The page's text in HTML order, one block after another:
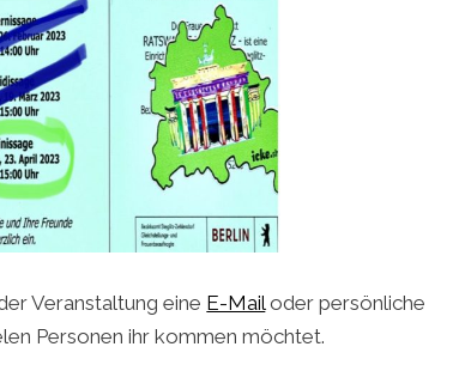
Veranstaltung eine E-Mailoder persönliche
Personen ihr kommen möchtet.